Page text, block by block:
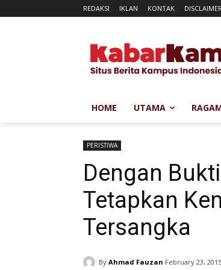
REDAKSI IKLAN KONTAK
HOME UTAMA
PERISTIWA
Dengan
Tetapkan
Tersangka
By Ahmad Fauzan February 23, 2015